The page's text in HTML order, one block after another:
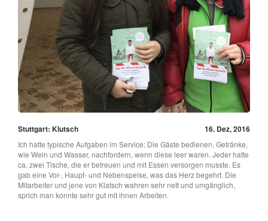
Stuttgart: Klutsch 16. Dez, 2016
Ich hatte typische Aufgaben im Service: Die Gäste bedienen, Getränke,
wie Wein und Wasser, nachfordern, wenn diese leer waren. Jeder hatte
ca. zwei Tische, die er betreuen und mit Essen versorgen musste. Es
gab eine Vor-, Haupt- und Nebenspeise, was das Herz begehrt. Die
Mitarbeiter und jene von Klatsch wahren sehr nett und umgänglich,
sprich man konnte sehr gut mit ihnen Arbeiten.